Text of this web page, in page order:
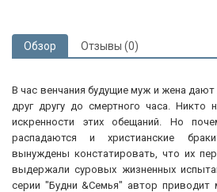
Обзор Отзывы (0)
В час венчания будущие муж и жена дают
друг другу до смертного часа. Никто
искренности этих обещаний. Но
распадаются и христианские
вынуждены констатировать, что их
выдержали суровых жизненных
серии "Будни &Семья" автор